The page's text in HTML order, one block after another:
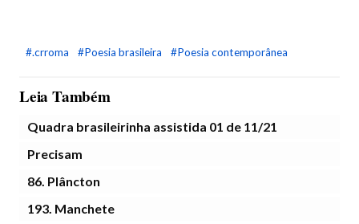
#.crroma #Poesia brasileira #Poesia contemporânea
Leia Também
Quadra brasileirinha assistida 01 de 11/21
Precisam
86. Plâncton
193. Manchete